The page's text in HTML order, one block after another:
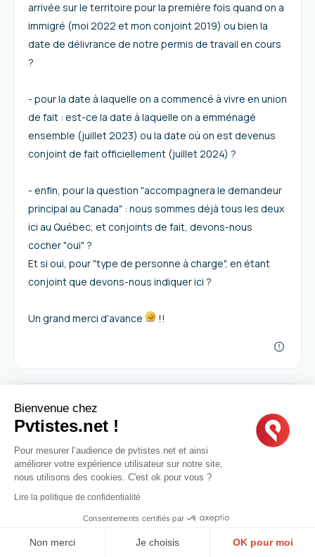
arrivée sur le territoire pour la première fois quand on a
immigré (moi 2022 et mon conjoint 2019) ou bien la
date de délivrance de notre permis de travail en cours
?
- pour la date à laquelle on a commencé à vivre en union
de fait : est-ce la date à laquelle on a emménagé
ensemble (juillet 2023) ou la date où on est devenus
conjoint de fait officiellement (juillet 2024) ?
- enfin, pour la question "accompagnera le demandeur
principal au Canada" : nous sommes déjà tous les deux
ici au Québec, et conjoints de fait, devons-nous
cocher "oui" ?
Et si oui, pour "type de personne à charge", en étant
conjoint que devons-nous indiquer ici ?
Un grand merci d'avance !!
dans la liste des voyages une escale faite
Bienvenue chez
Pvtistes.net !
Pour mesurer l’audience de pvtistes.net et ainsi
améliorer votre expérience utilisateur sur notre site,
nous utilisons des cookies. C'est ok pour vous ?
Lire la politique de confidentialité
Consentements certifiés par
Non merci Je choisis OK pour moi